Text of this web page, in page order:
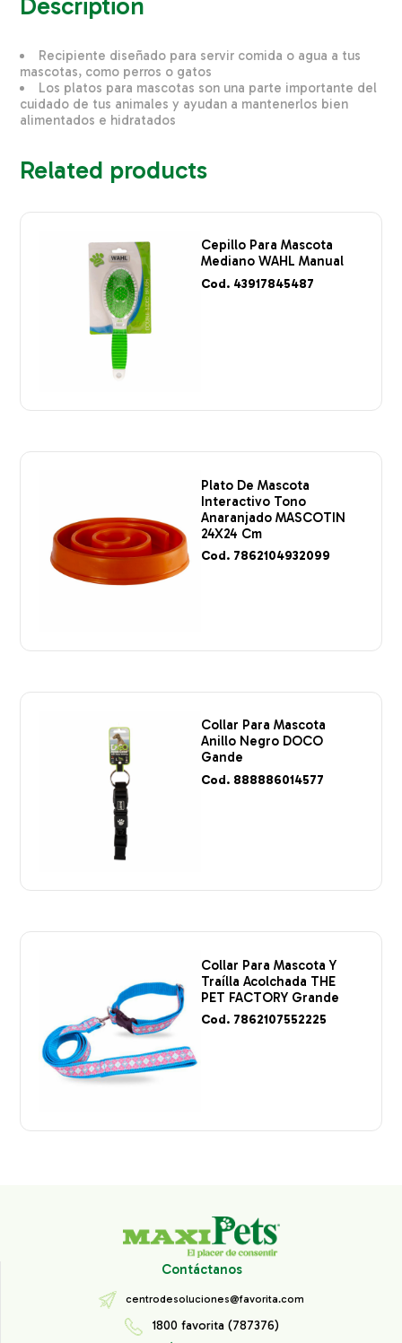
Recipiente diseñado para servir comida o agua a tus
mascotas, como perros o gatos
Los platos para mascotas son una parte importante del
cuidado de tus animales y ayudan a mantenerlos bien
alimentados e hidratados
Related products
Cepillo Para Mascota
Mediano WAHL Manual
Cod. 43917845487
Plato De Mascota
Interactivo Tono
Anaranjado MASCOTIN
24X24 Cm
Cod. 7862104932099
Collar Para Mascota
Anillo Negro DOCO
Gande
Cod. 888886014577
Collar Para Mascota Y
Traílla Acolchada THE
PET FACTORY Grande
Cod. 7862107552225
Contáctanos
centrodesoluciones@favorita.com
1800 favorita (787376)